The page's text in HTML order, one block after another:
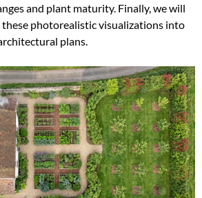
and plant maturity. Finally, we will
photorealistic visualizations into
plans.